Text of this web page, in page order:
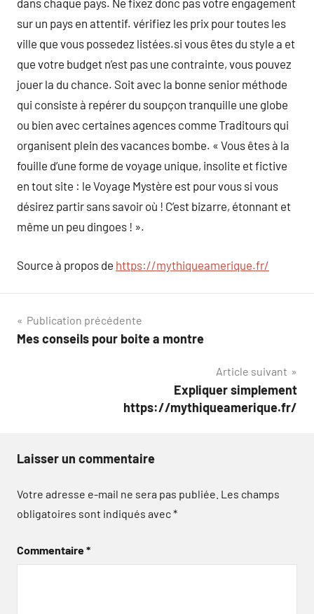
dans chaque pays. Ne fixez donc pas votre engagement
sur un pays en attentif. vérifiez les prix pour toutes les
ville que vous possedez listées.si vous êtes du style a et
que votre budget n’est pas une contrainte, vous pouvez
jouer la du chance. Soit avec la bonne senior méthode
qui consiste à repérer du soupçon tranquille une globe
ou bien avec certaines agences comme Traditours qui
organisent plein des vacances bombe. « Vous êtes à la
fouille d’une forme de voyage unique, insolite et fictive
en tout site : le Voyage Mystère est pour vous si vous
désirez partir sans savoir où ! C’est bizarre, étonnant et
même un peu dingoes ! ».
Source à propos de https://mythiqueamerique.fr/
Navigation
de
Publication précédente
Mes conseils pour boite a montre
Article suivant
Expliquer simplement
https://mythiqueamerique.fr/
Laisser un commentaire
Votre adresse e-mail ne sera pas publiée. Les champs
obligatoires sont indiqués avec*
Commentaire*